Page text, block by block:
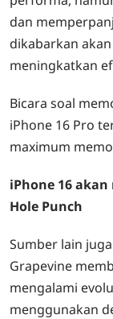
dan
dikabarkan
meningkatkan
Bicara soal
iPhone 16 Pro
maximum
iPhone 16
Hole Punch
Sumber lain
Grapevine
mengalami
menggunakan